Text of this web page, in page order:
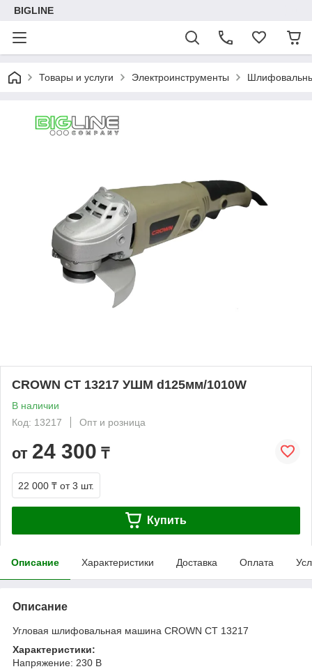
BIGLINE
Товары и услуги Электроинструменты
CROWN СТ 13217 УШМ d125мм/1010W
В наличии
Код: 13217
Опт и розница
от 24 300 ₸
22 000 ₸ от 3 шт.
Купить
Описание Характеристики Доставка Оплата
Описание
Угловая шлифовальная машина CROWN СТ 13217
Характеристики:
Напряжение: 230 В